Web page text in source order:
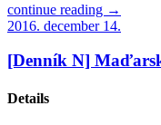
continue reading →
2016. december 14.
[Denník N]
Details